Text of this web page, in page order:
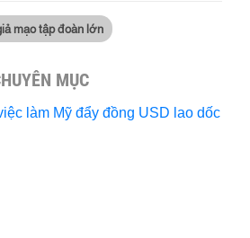
mạo tập đoàn lớn
MỤC